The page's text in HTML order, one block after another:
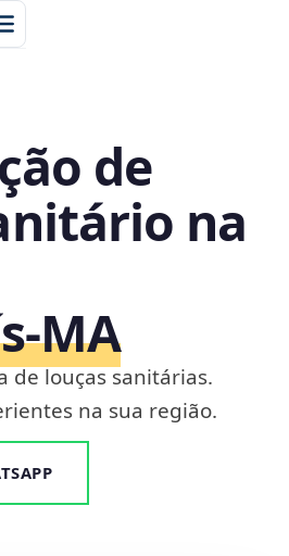
de
na
de louças sanitárias.
na sua região.